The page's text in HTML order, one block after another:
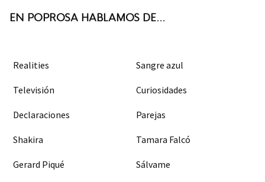
EN POPROSA HABLAMOS DE...
Realities Sangre azul
Televisión Curiosidades
Declaraciones Parejas
Shakira Tamara Falcó
Gerard Piqué Sálvame